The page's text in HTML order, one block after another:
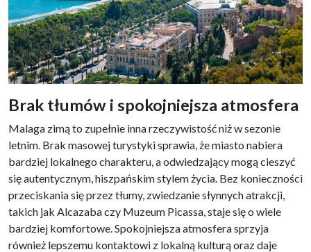
Brak tłumów i spokojniejsza atmosfera
Malaga zimą to zupełnie inna rzeczywistość niż w sezonie
letnim. Brak masowej turystyki sprawia, że miasto nabiera
bardziej lokalnego charakteru, a odwiedzający mogą cieszyć
się autentycznym, hiszpańskim stylem życia. Bez konieczności
przeciskania się przez tłumy, zwiedzanie słynnych atrakcji,
takich jak Alcazaba czy Muzeum Picassa, staje się o wiele
bardziej komfortowe. Spokojniejsza atmosfera sprzyja
również lepszemu kontaktowi z lokalną kulturą oraz daje